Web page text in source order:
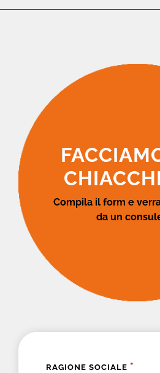
Compila il form e
da un
RAGIONE SOCIALE *